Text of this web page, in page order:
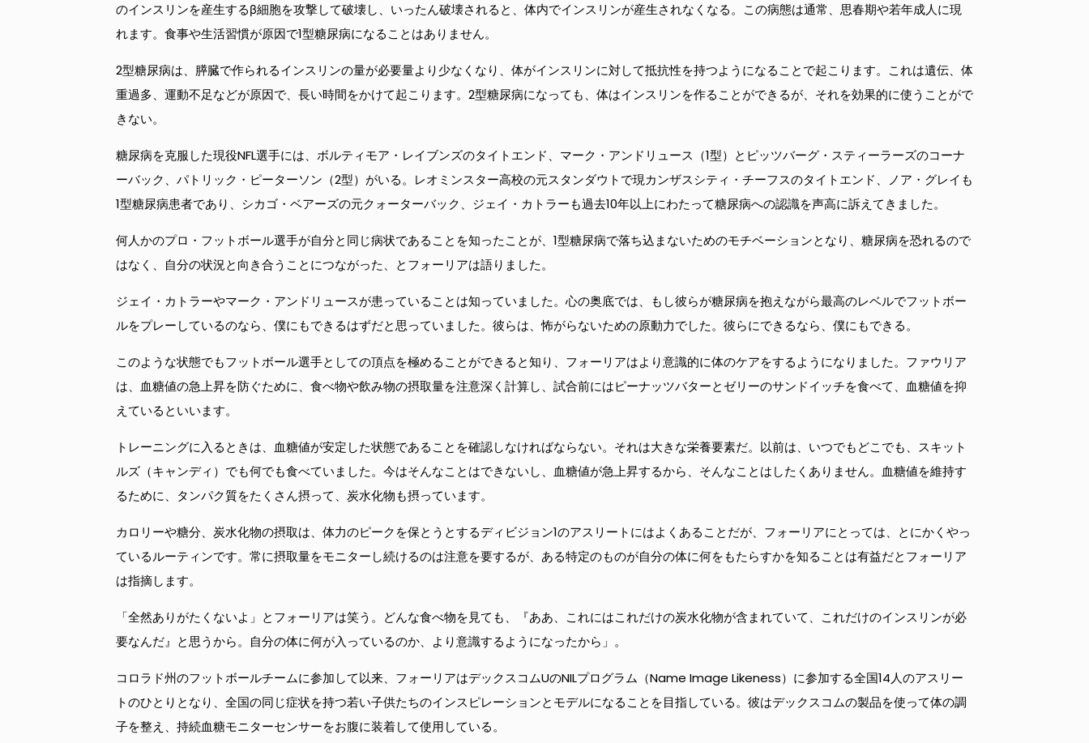
のインスリンを産生するβ細胞を攻撃して破壊し、いったん破壊されると、体内でインスリンが産生されなくなる。この病態は通常、思春期や若年成人に現
れます。食事や生活習慣が原因で1型糖尿病になることはありません。
2型糖尿病は、膵臓で作られるインスリンの量が必要量より少なくなり、体がインスリンに対して抵抗性を持つようになることで起こります。これは遺伝、体
重過多、運動不足などが原因で、長い時間をかけて起こります。2型糖尿病になっても、体はインスリンを作ることができるが、それを効果的に使うことがで
きない。
糖尿病を克服した現役NFL選手には、ボルティモア・レイブンズのタイトエンド、マーク・アンドリュース（1型）とピッツバーグ・スティーラーズのコーナ
ーバック、パトリック・ピーターソン（2型）がいる。レオミンスター高校の元スタンダウトで現カンザスシティ・チーフスのタイトエンド、ノア・グレイも
1型糖尿病患者であり、シカゴ・ベアーズの元クォーターバック、ジェイ・カトラーも過去10年以上にわたって糖尿病への認識を声高に訴えてきました。
何人かのプロ・フットボール選手が自分と同じ病状であることを知ったことが、1型糖尿病で落ち込まないためのモチベーションとなり、糖尿病を恐れるので
はなく、自分の状況と向き合うことにつながった、とフォーリアは語りました。
ジェイ・カトラーやマーク・アンドリュースが患っていることは知っていました。心の奥底では、もし彼らが糖尿病を抱えながら最高のレベルでフットボー
ルをプレーしているのなら、僕にもできるはずだと思っていました。彼らは、怖がらないための原動力でした。彼らにできるなら、僕にもできる。
このような状態でもフットボール選手としての頂点を極めることができると知り、フォーリアはより意識的に体のケアをするようになりました。ファウリア
は、血糖値の急上昇を防ぐために、食べ物や飲み物の摂取量を注意深く計算し、試合前にはピーナッツバターとゼリーのサンドイッチを食べて、血糖値を抑
えているといいます。
トレーニングに入るときは、血糖値が安定した状態であることを確認しなければならない。それは大きな栄養要素だ。以前は、いつでもどこでも、スキット
ルズ（キャンディ）でも何でも食べていました。今はそんなことはできないし、血糖値が急上昇するから、そんなことはしたくありません。血糖値を維持す
るために、タンパク質をたくさん摂って、炭水化物も摂っています。
カロリーや糖分、炭水化物の摂取は、体力のピークを保とうとするディビジョン1のアスリートにはよくあることだが、フォーリアにとっては、とにかくやっ
ているルーティンです。常に摂取量をモニターし続けるのは注意を要するが、ある特定のものが自分の体に何をもたらすかを知ることは有益だとフォーリア
は指摘します。
「全然ありがたくないよ」とフォーリアは笑う。どんな食べ物を見ても、『ああ、これにはこれだけの炭水化物が含まれていて、これだけのインスリンが必
要なんだ』と思うから。自分の体に何が入っているのか、より意識するようになったから」。
コロラド州のフットボールチームに参加して以来、フォーリアはデックスコムUのNILプログラム（Name Image Likeness）に参加する全国14人のアスリー
トのひとりとなり、全国の同じ症状を持つ若い子供たちのインスピレーションとモデルになることを目指している。彼はデックスコムの製品を使って体の調
子を整え、持続血糖モニターセンサーをお腹に装着して使用している。